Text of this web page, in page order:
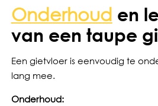
Onderhoud en
van een taupe
Een gietvloer is eenvoudig te
lang mee.
Onderhoud: